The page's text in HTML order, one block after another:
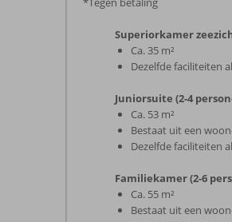
Superiorkamer
Ca. 35 m²
Dezelfde faciliteiten
Juniorsuite (2-4
Ca. 53 m²
Bestaat uit een
Dezelfde faciliteiten
Familiekamer (2-6
Ca. 55 m²
Bestaat uit een